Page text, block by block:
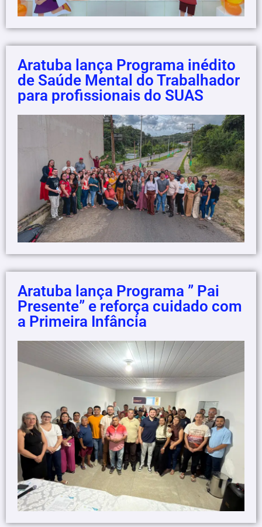
Aratuba lança Programa inédito
de Saúde Mental do Trabalhador
para profissionais do SUAS
Aratuba lança Programa ” Pai
Presente” e reforça cuidado com
a Primeira Infância